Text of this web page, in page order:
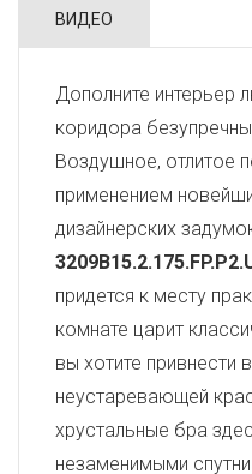
ВИДЕО
Дополните
коридора
Воздушное, отлитое
применением
дизайнерских
придется к месту
комнате царит
вы хотите привнести
неустаревающей
хрустальные бра
незаменимыми